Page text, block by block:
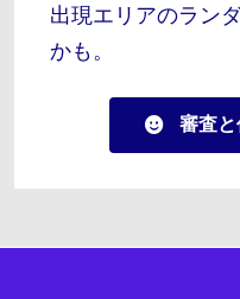
出現エリアのラン
かも。
審査